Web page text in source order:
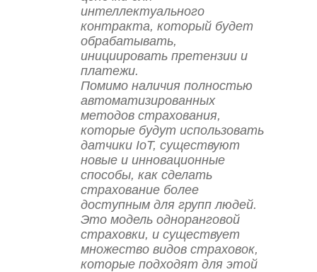
интеллектуального
контракта, который будет
обрабатывать,
инициировать претензии и
платежи.
Помимо наличия полностью
автоматизированных
методов страхования,
которые будут использовать
датчики IoT, существуют
новые и инновационные
способы, как сделать
страхование более
доступным для групп людей.
Это модель одноранговой
страховки, и существует
множество видов страховок,
которые подходят для этой